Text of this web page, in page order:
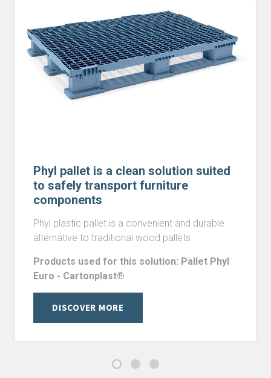
Phyl pallet is a clean solution suited
to safely transport furniture
components
Phyl plastic pallet is a convenient and durable
alternative to traditional wood pallets
Products used for this solution: Pallet Phyl
Euro - Cartonplast®
DISCOVER MORE